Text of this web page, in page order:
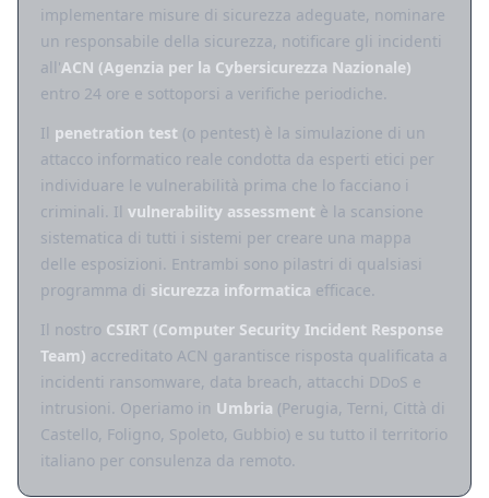
implementare misure di sicurezza adeguate, nominare
un responsabile della sicurezza, notificare gli incidenti
all'ACN (Agenzia per la Cybersicurezza Nazionale)
entro 24 ore e sottoporsi a verifiche periodiche.
Il penetration test (o pentest) è la simulazione di un
attacco informatico reale condotta da esperti etici per
individuare le vulnerabilità prima che lo facciano i
criminali. Il vulnerability assessment è la scansione
sistematica di tutti i sistemi per creare una mappa
delle esposizioni. Entrambi sono pilastri di qualsiasi
programma di sicurezza informatica efficace.
Il nostro CSIRT (Computer Security Incident Response
Team) accreditato ACN garantisce risposta qualificata a
incidenti ransomware, data breach, attacchi DDoS e
intrusioni. Operiamo in Umbria (Perugia, Terni, Città di
Castello, Foligno, Spoleto, Gubbio) e su tutto il territorio
italiano per consulenza da remoto.